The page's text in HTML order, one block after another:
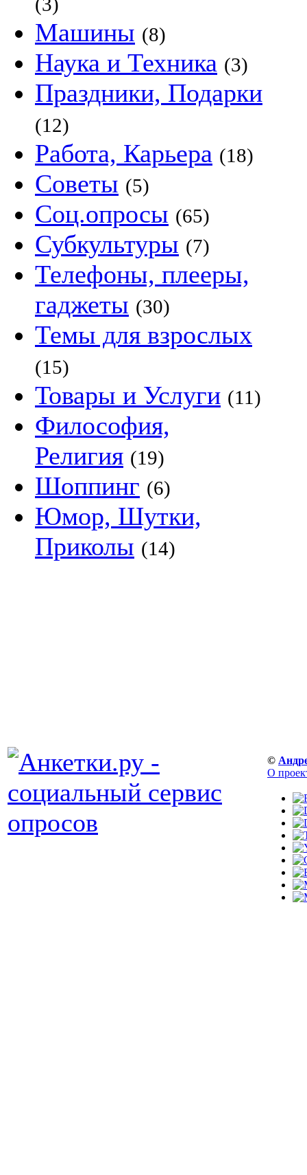
Машины (8)
Наука и Техника (3)
Праздники, Подарки
(12)
Работа, Карьера (18)
Советы (5)
Соц.опросы (65)
Субкультуры (7)
Телефоны, плееры,
гаджеты (30)
Темы для взрослых
(15)
Товары и Услуги (11)
Философия,
Религия (19)
Шоппинг (6)
Юмор, Шутки,
Приколы (14)
©
О